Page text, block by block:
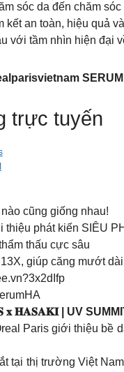
sóc da đến chăm
kết an toàn, hiệu quả
với tầm nhìn hiện đại
trực tuyến
cũng giống nhau!
thiệu phát kiến SIÊU
thấu cực sâu
giúp căng mướt
𝐇𝐀𝐒𝐀𝐊𝐈 | UV
Paris giới thiệu
tại thị trường Việt